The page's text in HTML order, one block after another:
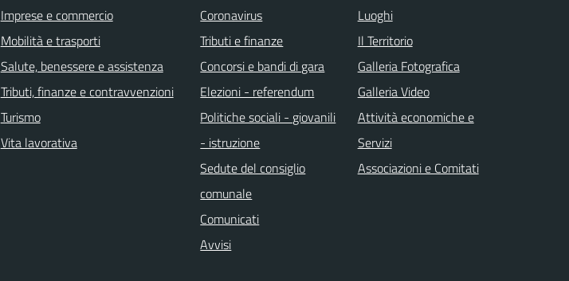
Imprese e commercio
Mobilità e trasporti
Salute, benessere e assistenza
Tributi, finanze e contravvenzioni
Turismo
Vita lavorativa
Coronavirus
Tributi e finanze
Concorsi e bandi di gara
Elezioni - referendum
Politiche sociali - giovanili
- istruzione
Sedute del consiglio
comunale
Comunicati
Avvisi
Luoghi
Il Territorio
Galleria Fotografica
Galleria Video
Attività economiche e
Servizi
Associazioni e Comitati